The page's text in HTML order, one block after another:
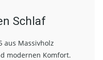
Schlaf
aus Massivholz
modernen Komfort.